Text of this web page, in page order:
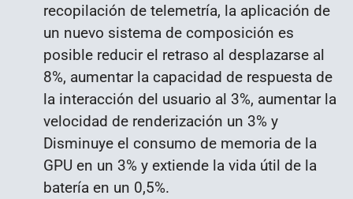
recopilación de telemetría, la aplicación de
un nuevo sistema de composición es
posible reducir el retraso al desplazarse al
8%, aumentar la capacidad de respuesta de
la interacción del usuario al 3%, aumentar la
velocidad de renderización un 3% y
Disminuye el consumo de memoria de la
GPU en un 3% y extiende la vida útil de la
batería en un 0,5%.